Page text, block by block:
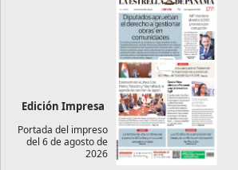
Edición Impresa
Portada del impreso
del 6 de agosto de
2026